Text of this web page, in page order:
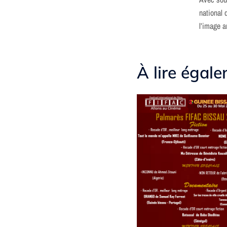
national
l’image
À lire